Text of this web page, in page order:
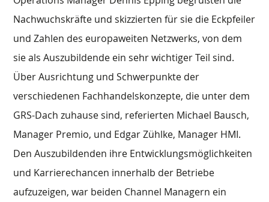
Nachwuchskräfte und skizzierten für sie die Eckpfeiler
und Zahlen des europaweiten Netzwerks, von dem
sie als Auszubildende ein sehr wichtiger Teil sind.
Über Ausrichtung und Schwerpunkte der
verschiedenen Fachhandelskonzepte, die unter dem
GRS-Dach zuhause sind, referierten Michael Bausch,
Manager Premio, und Edgar Zühlke, Manager HMI.
Den Auszubildenden ihre Entwicklungsmöglichkeiten
und Karrierechancen innerhalb der Betriebe
aufzuzeigen, war beiden Channel Managern ein